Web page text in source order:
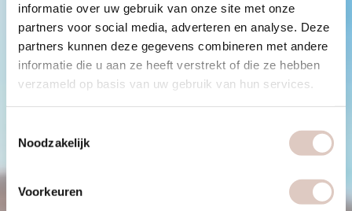
informatie over uw gebruik van onze site met onze
partners voor social media, adverteren en analyse. Deze
partners kunnen deze gegevens combineren met andere
informatie die u aan ze heeft verstrekt of die ze hebben
verzameld op basis van uw gebruik van hun services.
Noodzakelijk
Voorkeuren